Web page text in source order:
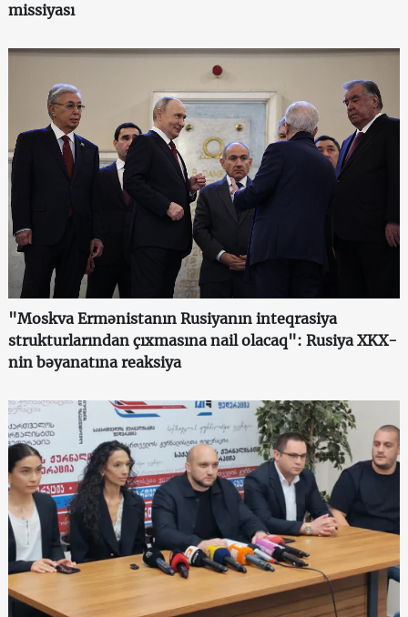
missiyası
"Moskva Ermənistanın Rusiyanın inteqrasiya
strukturlarından çıxmasına nail olacaq": Rusiya XKX-
nin bəyanatına reaksiya